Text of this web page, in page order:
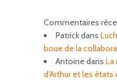
Commentaires
Patrickdans
boue de la
Antoinedans La
d’Arthur et les états